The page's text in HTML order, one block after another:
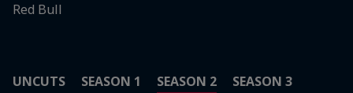
Red Bull
UNCUTS SEASON 1 SEASON 2 SEASON 3